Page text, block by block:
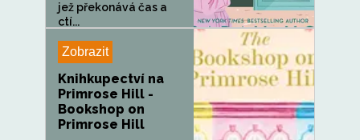
jež překonává čas a
ctí...
Zobrazit
Knihkupectví na
Primrose Hill -
Bookshop on
Primrose Hill